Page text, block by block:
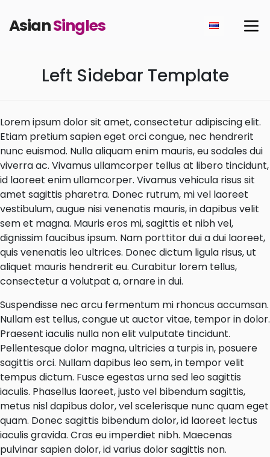
AsianSingles
Left Sidebar Template
Lorem ipsum dolor sit amet, consectetur adipiscing elit.
Etiam pretium sapien eget orci congue, nec hendrerit
nunc euismod. Nulla aliquam enim mauris, eu sodales dui
viverra ac. Vivamus ullamcorper tellus at libero tincidunt,
id laoreet enim ullamcorper. Vivamus vehicula risus sit
amet sagittis pharetra. Donec rutrum, mi vel laoreet
vestibulum, augue nisi venenatis mauris, in dapibus velit
sem et magna. Mauris eros mi, sagittis et nibh vel,
dignissim faucibus ipsum. Nam porttitor dui a dui laoreet,
quis venenatis leo ultrices. Donec dictum ligula risus, ut
aliquet mauris hendrerit eu. Curabitur lorem tellus,
consectetur a volutpat a, ornare in dui.
Suspendisse nec arcu fermentum mi rhoncus accumsan.
Nullam est tellus, congue ut auctor vitae, tempor in dolor.
Praesent iaculis nulla non elit vulputate tincidunt.
Pellentesque dolor magna, ultricies a turpis in, posuere
sagittis orci. Nullam dapibus leo sem, in tempor velit
tempus dictum. Fusce egestas urna sed leo sagittis
iaculis. Phasellus laoreet, justo vel bibendum sagittis,
metus nisl dapibus dolor, vel scelerisque nunc quam eget
quam. Donec sagittis bibendum dolor, id laoreet lectus
iaculis gravida. Cras eu imperdiet nibh. Maecenas
pulvinar sapien dolor, id varius dolor sagittis non.